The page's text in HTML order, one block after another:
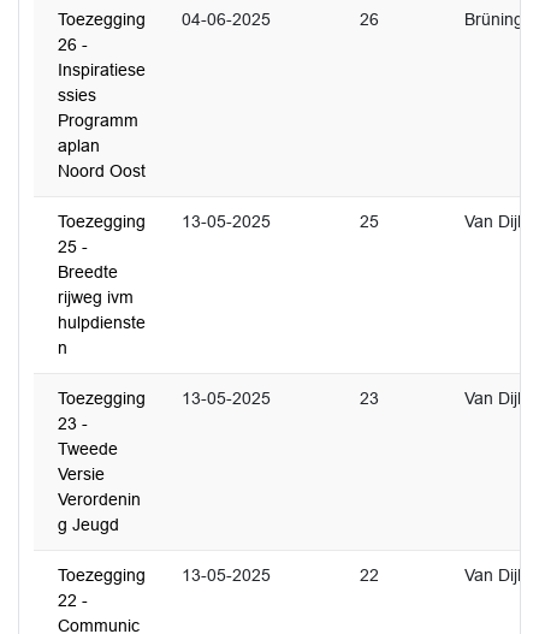
Toezegging
26 -
Inspiratiese
ssies
Programm
aplan
Noord Oost
04-06-2025 26 Brüning
Toezegging
25 -
Breedte
rijweg ivm
hulpdienste
n
13-05-2025 25 Van Dijk
Toezegging
23 -
Tweede
Versie
Verordenin
g Jeugd
13-05-2025 23 Van Dijk
Toezegging
22 -
Communic
13-05-2025 22 Van Dijk